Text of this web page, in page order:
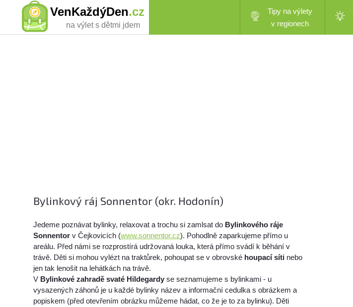
VenKaždýDen.cz
na výlet s dětmi jdem
Tipy na výlety
v regionech
Bylinkový ráj Sonnentor (okr. Hodonín)
Jedeme poznávat bylinky, relaxovat a trochu si zamlsat do Bylinkového ráje
Sonnentor v Čejkovicích (www.sonnentor.cz). Pohodlně zaparkujeme přímo u
areálu. Před námi se rozprostírá udržovaná louka, která přímo svádí k běhání v
trávě. Děti si mohou vylézt na traktůrek, pohoupat se v obrovské houpací síti nebo
jen tak lenošit na lehátkách na trávě.
V Bylinkové zahradě svaté Hildegardy se seznamujeme s bylinkami - u
vysazených záhonů je u každé bylinky název a informační cedulka s obrázkem a
popiskem (před otevřením obrázku můžeme hádat, co že je to za bylinku). Děti